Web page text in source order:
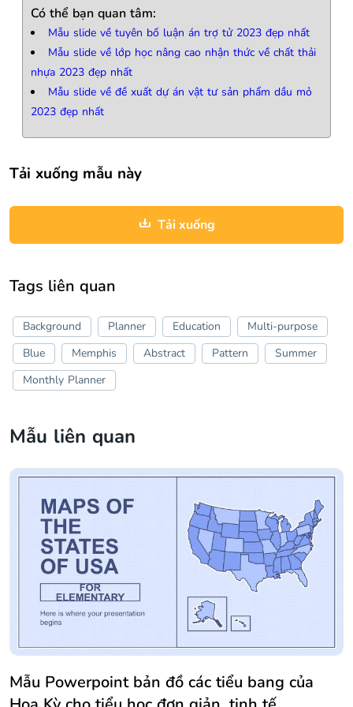
Có thể bạn quan tâm:
Mẫu slide về tuyên bố luận án trợ tử 2023 đẹp nhất
Mẫu slide về lớp học nâng cao nhận thức về chất thải
nhựa 2023 đẹp nhất
Mẫu slide về đề xuất dự án vật tư sản phẩm dầu mỏ
2023 đẹp nhất
Tải xuống mẫu này
Tải xuống
Tags liên quan
Background Planner Education
Multi-purpose
Blue
Memphis Abstract Pattern
Summer
Monthly Planner
Mẫu liên quan
Mẫu Powerpoint bản đồ các tiểu bang của